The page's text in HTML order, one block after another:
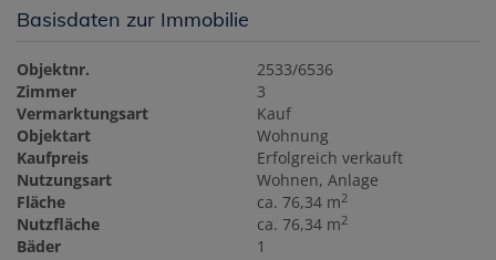
Basisdaten zur Immobilie
Objektnr.
2533/6536
Zimmer
3
Vermarktungsart
Kauf
Objektart
Wohnung
Kaufpreis
Erfolgreich verkauft
Nutzungsart
Wohnen Anlage
Fläche
ca. 76,34 m2
Nutzfläche ca. 76,34 m2
Bäder
1